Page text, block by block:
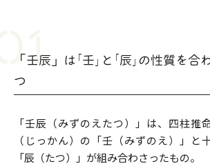
「壬辰」は｢壬｣と｢辰｣の性質を合
つ
「壬辰（みずのえたつ）」は、四柱推
（じっかん）の「壬（みずのえ）」と
「辰（たつ）」が組み合わさったもの。